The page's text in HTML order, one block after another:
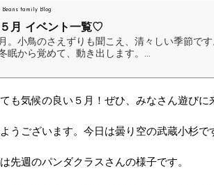
Beans family Blog
月 イベント一覧♡
。小鳥のさえずりも聞こえ、清々しい季節で
眠から覚めて、動き出します。...
も気候の良い５月！ぜひ、みなさん遊
うございます。今日は曇り空の武蔵小杉で
先週のパンダクラスさんの様子です。